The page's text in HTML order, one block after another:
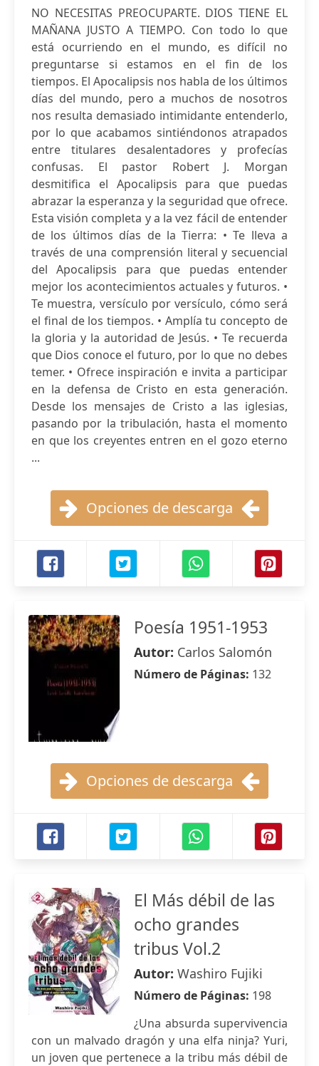
NO NECESITAS PREOCUPARTE. DIOS TIENE EL
MAÑANA JUSTO A TIEMPO. Con todo lo que
está ocurriendo en el mundo, es difícil no
preguntarse si estamos en el fin de los
tiempos. El Apocalipsis nos habla de los últimos
días del mundo, pero a muchos de nosotros
nos resulta demasiado intimidante entenderlo,
por lo que acabamos sintiéndonos atrapados
entre titulares desalentadores y profecías
confusas. El pastor Robert J. Morgan
desmitifica el Apocalipsis para que puedas
abrazar la esperanza y la seguridad que ofrece.
Esta visión completa y a la vez fácil de entender
de los últimos días de la Tierra: • Te lleva a
través de una comprensión literal y secuencial
del Apocalipsis para que puedas entender
mejor los acontecimientos actuales y futuros. •
Te muestra, versículo por versículo, cómo será
el final de los tiempos. • Amplía tu concepto de
la gloria y la autoridad de Jesús. • Te recuerda
que Dios conoce el futuro, por lo que no debes
temer. • Ofrece inspiración e invita a participar
en la defensa de Cristo en esta generación.
Desde los mensajes de Cristo a las iglesias,
pasando por la tribulación, hasta el momento
en que los creyentes entren en el gozo eterno
...
Opciones de descarga
Poesía 1951-1953
Autor: Carlos Salomón
Número de Páginas: 132
Opciones de descarga
El Más débil de las
ocho grandes
tribus Vol.2
Autor: Washiro Fujiki
Número de Páginas: 198
¿Una absurda supervivencia
con un malvado dragón y una elfa ninja? Yuri,
un joven que pertenece a la tribu más débil de